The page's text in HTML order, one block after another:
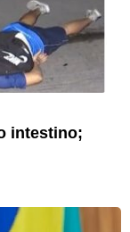
intestino;